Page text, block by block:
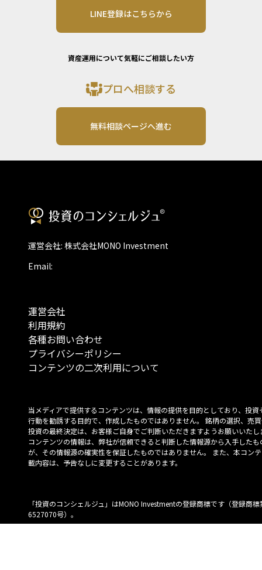
LINE登録はこちらから
資産運用について気軽にご相談したい方
プロへ相談する
無料相談ページへ進む
運営会社: 株式会社MONO Investment
Email:
運営会社
利用規約
各種お問い合わせ
プライバシーポリシー
コンテンツの二次利用について
当メディアで提供するコンテンツは、情報の提供を目的としており、投資
行動を勧誘する目的で、作成したものではありません。 銘柄の選択、売
投資の最終決定は、お客様ご自身でご判断いただきますようお願いいたし
コンテンツの情報は、弊社が信頼できると判断した情報源から入手したも
が、その情報源の確実性を保証したものではありません。 また、本コン
載内容は、予告なしに変更することがあります。
「投資のコンシェルジュ」はMONO Investmentの登録商標です（登録商標
6527070号）。